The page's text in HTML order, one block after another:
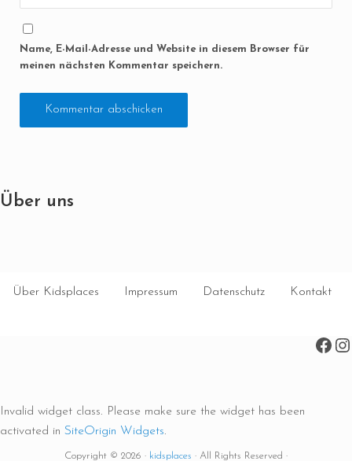
Name, E-Mail-Adresse und Website in diesem Browser für
meinen nächsten Kommentar speichern.
Über uns
Über Kidsplaces Impressum Datenschutz Kontakt
Invalid widget class. Please make sure the widget has been
activated in SiteOrigin Widgets.
Copyright © 2026 · kidsplaces · All Rights Reserved ·